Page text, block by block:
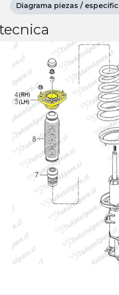
Diagrama piezas /